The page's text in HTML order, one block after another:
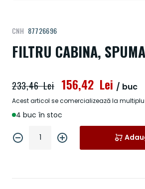
FILTRU CABINA, SPUMA
CNH 87726696
4 buc în stoc
156,42 Lei
233,46 Lei / buc
Acest articol se comercializează la multiplu
la
începutul
galeriei
imagini